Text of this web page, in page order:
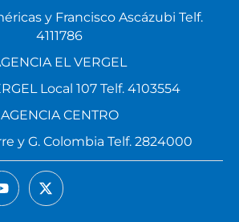
y Francisco Ascázubi Telf.
4111786
EL VERGEL
Local 107 Telf. 4103554
AGENCIA CENTRO
y G. Colombia Telf. 2824000